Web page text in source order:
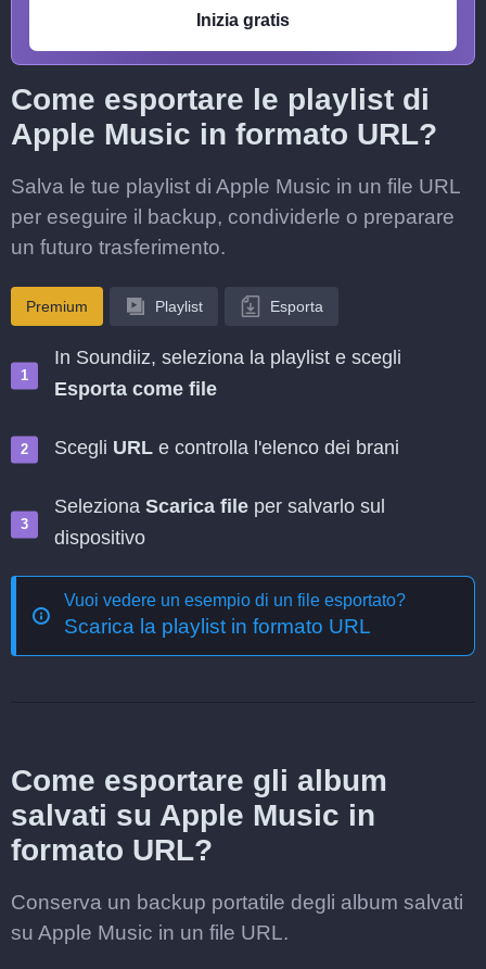
Inizia gratis
Come esportare le playlist di
Apple Music in formato URL?
Salva le tue playlist di Apple Music in un file URL
per eseguire il backup, condividerle o preparare
un futuro trasferimento.
Premium Playlist Esporta
In Soundiiz, seleziona la playlist e scegli
Esporta come file
Scegli URL e controlla l'elenco dei brani
Seleziona Scarica file per salvarlo sul
dispositivo
Vuoi vedere un esempio di un file esportato?
Scarica la playlist in formato URL
Come esportare gli album
salvati su Apple Music in
formato URL?
Conserva un backup portatile degli album salvati
su Apple Music in un file URL.